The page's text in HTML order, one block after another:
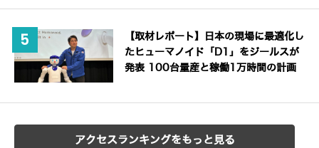
【取材レポート】日本の現場に最適化し
たヒューマノイド「D1」をジールスが
発表 100台量産と稼働1万時間の計画
アクセスランキングをもっと見る